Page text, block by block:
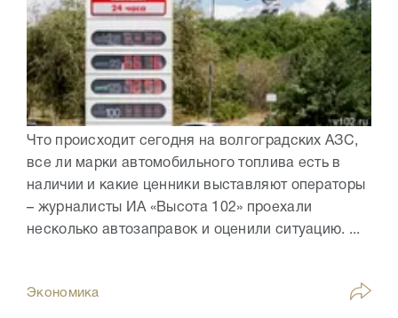
Что происходит сегодня на волгоградских АЗС,
все ли марки автомобильного топлива есть в
наличии и какие ценники выставляют операторы
– журналисты ИА «Высота 102» проехали
несколько автозаправок и оценили ситуацию. ...
Экономика